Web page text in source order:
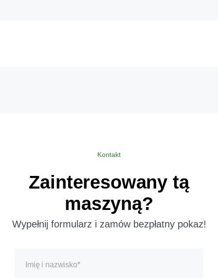
Kontakt
Zainteresowany tą
maszyną?
Wypełnij formularz i zamów bezpłatny pokaz!